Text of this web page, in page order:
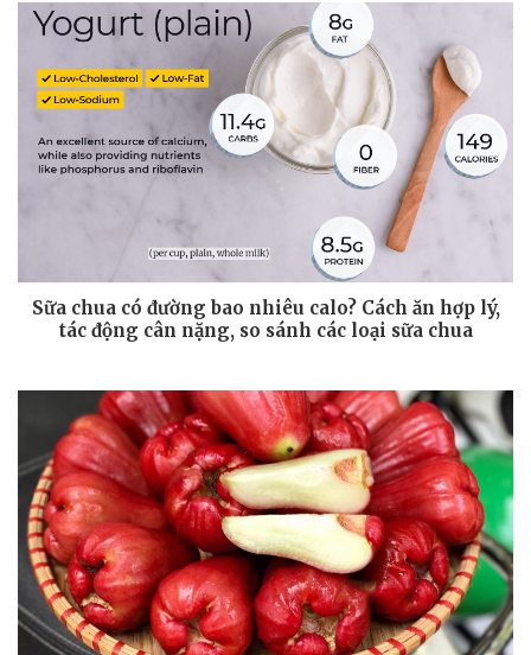
Sữa chua có đường bao nhiêu calo? Cách ăn hợp lý,
tác động cân nặng, so sánh các loại sữa chua